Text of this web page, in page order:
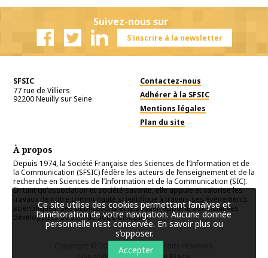
Suivez-nous sur
S'inscrire à la newsletter
SFSIC
77 rue de Villiers
92200Neuilly sur Seine
Contactez-nous
Adhérer à la SFSIC
Mentions légales
Plan du site
À propos
Depuis 1974, la Société Française des Sciences de l’Information et de
la Communication (SFSIC) fédère les acteurs de l’enseignement et de la
recherche en Sciences de l’Information et de la Communication (SIC).
En tant qu’association et société savante, elle appuie et valorise les
travaux de notre communauté scientifique à travers ses événements
scientifiques, ses publications et le soutien apporté aux initiatives
développées au sein de notre discipline.
SFSIC
. Tous droits réservés.
Ce site utilise des cookies permettant l’analyse et
l’amélioration de votre navigation. Aucune donnée
personnelle n’est conservée. En savoir plus ou
s’opposer.
Accepter